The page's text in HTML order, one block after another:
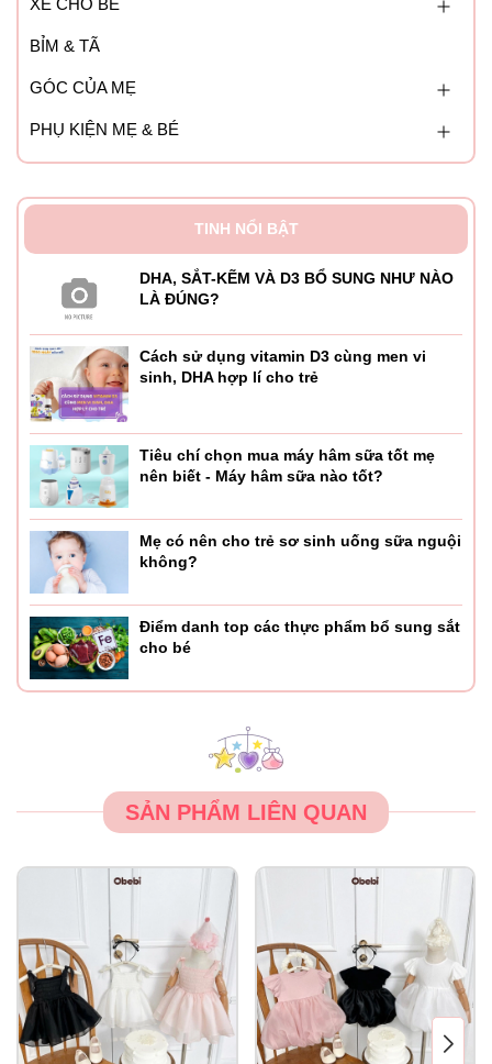
BỈM & TÃ
GÓC CỦA MẸ
PHỤ KIỆN MẸ & BÉ
TINH NỔI BẬT
DHA, SẮT-KẼM VÀ D3 BỔ SUNG NHƯ NÀO
LÀ ĐÚNG?
Cách sử dụng vitamin D3 cùng men vi
sinh, DHA hợp lí cho trẻ
Tiêu chí chọn mua máy hâm sữa tốt mẹ
nên biết - Máy hâm sữa nào tốt?
Mẹ có nên cho trẻ sơ sinh uống sữa nguội
không?
Điểm danh top các thực phẩm bổ sung sắt
cho bé
SẢN PHẨM LIÊN QUAN